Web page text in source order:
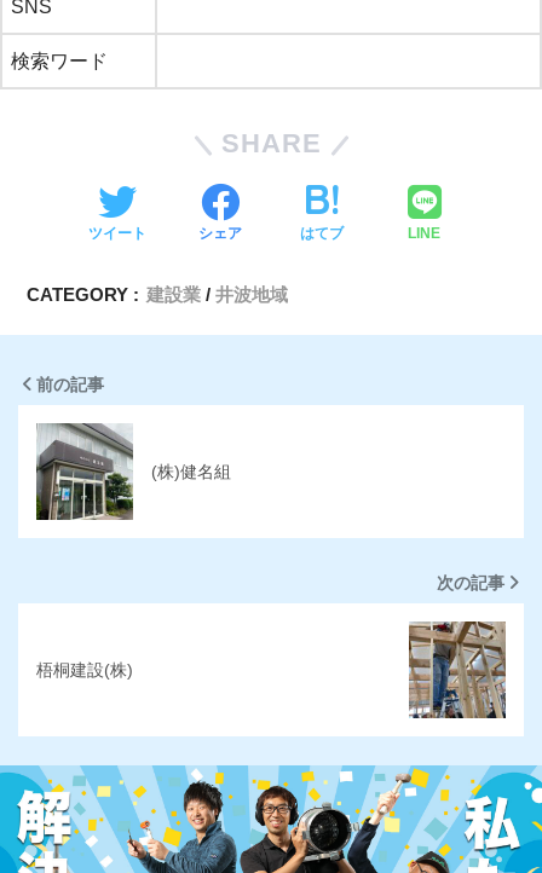
SNS
検索ワード
SHARE
ツイート シェア はてブ LINE
CATEGORY : 建設業 井波地域
前の記事
(株)健名組
次の記事
梧桐建設(株)